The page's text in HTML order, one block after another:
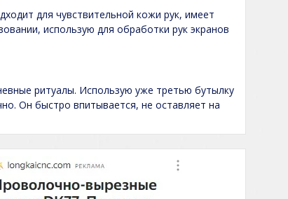
для чувствительной кожи рук, имеет
использую для обработки рук экранов
ритуалы. Использую уже третью бутылку
Он быстро впитывается, не оставляет на